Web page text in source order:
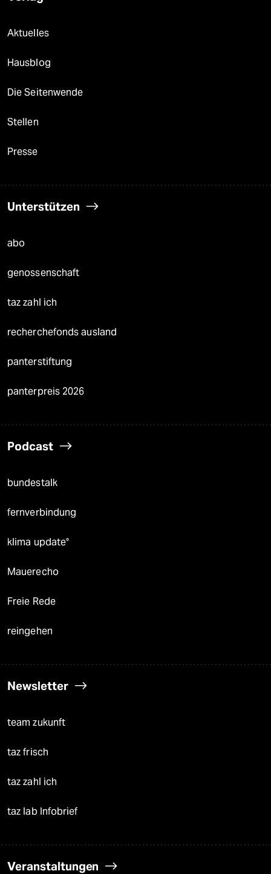
Aktuelles
Hausblog
Die Seitenwende
Stellen
Presse
Unterstützen
abo
genossenschaft
taz zahl ich
recherchefonds ausland
panterstiftung
panterpreis 2026
Podcast
bundestalk
fernverbindung
klima update°
Mauerecho
Freie Rede
reingehen
Newsletter
team zukunft
taz frisch
taz zahl ich
taz lab Infobrief
Veranstaltungen